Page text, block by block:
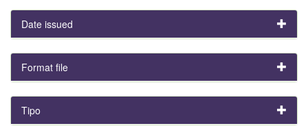
Date issued
Format file
Tipo